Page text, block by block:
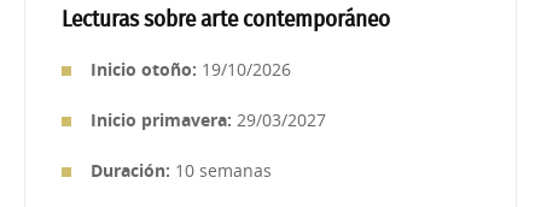
Lecturas sobre arte contemporáneo
Inicio otoño: 19/10/2026
Inicio primavera: 29/03/2027
Duración: 10 semanas